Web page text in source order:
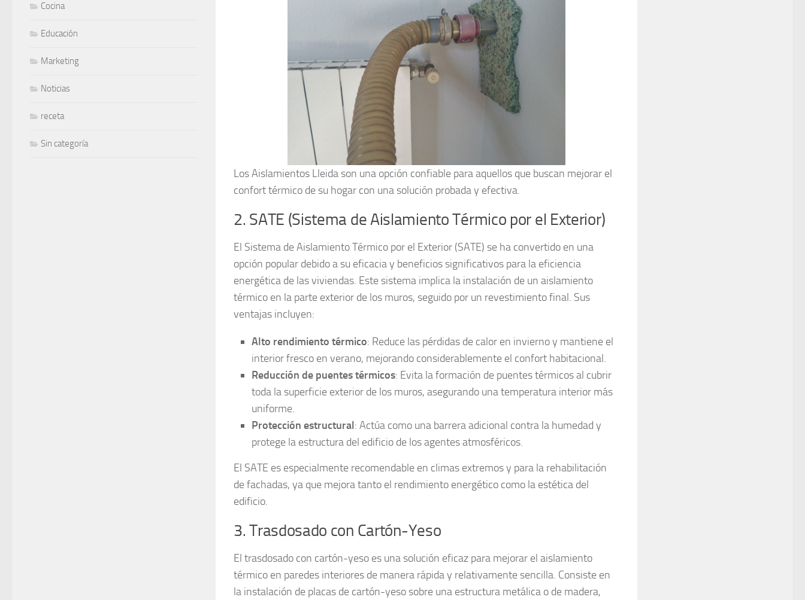
Los Aislamientos Lleida son una opción confiable para aquellos que buscan mejorar el
confort térmico de su hogar con una solución probada y efectiva.
2. SATE (Sistema de Aislamiento Térmico por el Exterior)
El Sistema de Aislamiento Térmico por el Exterior (SATE) se ha convertido en una
opción popular debido a su eficacia y beneficios significativos para la eficiencia
energética de las viviendas. Este sistema implica la instalación de un aislamiento
térmico en la parte exterior de los muros, seguido por un revestimiento final. Sus
ventajas incluyen:
Alto rendimiento térmico: Reduce las pérdidas de calor en invierno y mantiene el
interior fresco en verano, mejorando considerablemente el confort habitacional.
Reducción de puentes térmicos: Evita la formación de puentes térmicos al cubrir
toda la superficie exterior de los muros, asegurando una temperatura interior más
uniforme.
Protección estructural: Actúa como una barrera adicional contra la humedad y
protege la estructura del edificio de los agentes atmosféricos.
El SATE es especialmente recomendable en climas extremos y para la rehabilitación
de fachadas, ya que mejora tanto el rendimiento energético como la estética del
edificio.
3. Trasdosado con Cartón-Yeso
El trasdosado con cartón-yeso es una solución eficaz para mejorar el aislamiento
térmico en paredes interiores de manera rápida y relativamente sencilla. Consiste en
la instalación de placas de cartón-yeso sobre una estructura metálica o de madera,
Cocina
Educación
Marketing
Noticias
receta
Sin categoría